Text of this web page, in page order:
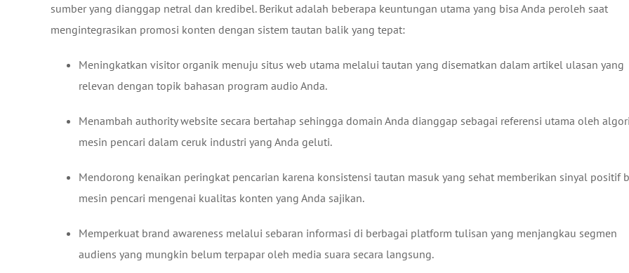
sumber yang dianggap netral dan kredibel. Berikut adalah beberapa keuntungan utama yang bisa Anda peroleh saat
mengintegrasikan promosi konten dengan sistem tautan balik yang tepat:
Meningkatkan visitor organik menuju situs web utama melalui tautan yang disematkan dalam artikel ulasan yang
relevan dengan topik bahasan program audio Anda.
Menambah authority website secara bertahap sehingga domain Anda dianggap sebagai referensi utama oleh
mesin pencari dalam ceruk industri yang Anda geluti.
Mendorong kenaikan peringkat pencarian karena konsistensi tautan masuk yang sehat memberikan sinyal positif
mesin pencari mengenai kualitas konten yang Anda sajikan.
Memperkuat brand awareness melalui sebaran informasi di berbagai platform tulisan yang menjangkau segmen
audiens yang mungkin belum terpapar oleh media suara secara langsung.